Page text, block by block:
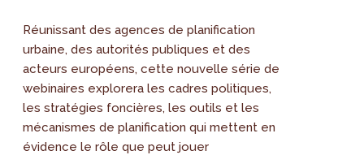
Réunissant des agences de planification
urbaine, des autorités publiques et des
acteurs européens, cette nouvelle série de
webinaires explorera les cadres politiques,
les stratégies foncières, les outils et les
mécanismes de planification qui mettent en
évidence le rôle que peut jouer